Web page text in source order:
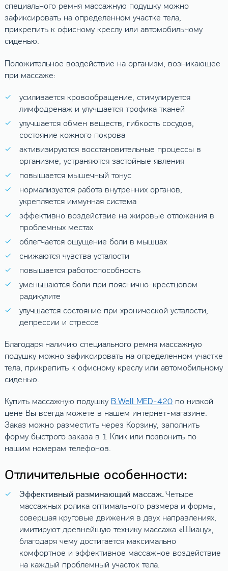
специального ремня массажную подушку можно
зафиксировать на определенном участке тела,
прикрепить к офисному креслу или автомобильному
сиденью.
Положительное воздействие на организм, возникающее
при массаже:
усиливается кровообращение, стимулируется
лимфодренаж и улучшается трофика тканей
улучшается обмен веществ, гибкость сосудов,
состояние кожного покрова
активизируются восстановительные процессы в
организме, устраняются застойные явления
повышается мышечный тонус
нормализуется работа внутренних органов,
укрепляется иммунная система
эффективно воздействие на жировые отложения в
проблемных местах
облегчается ощущение боли в мышцах
снижаются чувства усталости
повышается работоспособность
уменьшаются боли при пояснично-крестцовом
радикулите
улучшается состояние при хронической усталости,
депрессии и стрессе
Благодаря наличию специального ремня массажную
подушку можно зафиксировать на определенном участке
тела, прикрепить к офисному креслу или автомобильному
сиденью.
Купить массажную подушку B.Well MED-420по низкой
цене Вы всегда можете в нашем интернет-магазине.
Заказ можно разместить через Корзину, заполнить
форму быстрого заказа в 1 Клик или позвонить по
нашим номерам телефонов.
Отличительные особенности:
Эффективный разминающий массаж.Четыре
массажных ролика оптимального размера и формы,
совершая круговые движения в двух направлениях,
имитируют древнейшую технику массажа «Шиацу»,
благодаря чему достигается максимально
комфортное и эффективное массажное воздействие
на каждый проблемный участок тела.